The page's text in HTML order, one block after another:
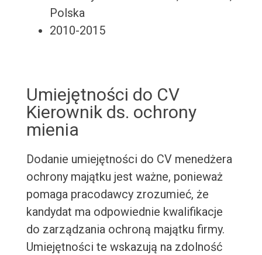
Polska
2010-2015
Umiejętności do CV
Kierownik ds. ochrony
mienia
Dodanie umiejętności do CV menedżera
ochrony majątku jest ważne, ponieważ
pomaga pracodawcy zrozumieć, że
kandydat ma odpowiednie kwalifikacje
do zarządzania ochroną majątku firmy.
Umiejętności te wskazują na zdolność